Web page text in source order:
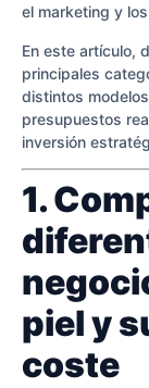
el marketing y
En este artículo,
principales
distintos
presupuestos
inversión
1.
piel y
coste